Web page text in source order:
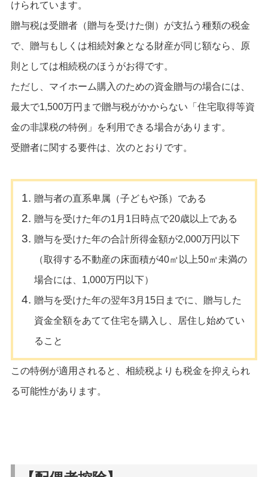
けられています。
贈与税は受贈者（贈与を受けた側）が支払う種類の税金
で、贈与もしくは相続対象となる財産が同じ額なら、原
則としては相続税のほうがお得です。
ただし、マイホーム購入のための資金贈与の場合には、
最大で1,500万円まで贈与税がかからない「住宅取得等資
金の非課税の特例」を利用できる場合があります。
受贈者に関する要件は、次のとおりです。
贈与者の直系卑属（子どもや孫）である
贈与を受けた年の1月1日時点で20歳以上である
贈与を受けた年の合計所得金額が2,000万円以下
（取得する不動産の床面積が40㎡以上50㎡未満の
場合には、1,000万円以下）
贈与を受けた年の翌年3月15日までに、贈与した
資金全額をあてて住宅を購入し、居住し始めてい
ること
この特例が適用されると、相続税よりも税金を抑えられ
る可能性があります。